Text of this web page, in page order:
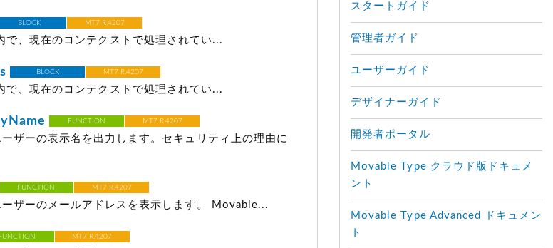
BLOCK MT7 R.4207
、現在のコンテクストで処理されてい...
BLOCK MT7 R.4207
、現在のコンテクストで処理されてい...
FUNCTION MT7 R.4207
ザーの表示名を出力します。セキュリティ上の理由に
FUNCTION MT7 R.4207
ザーのメールアドレスを表示します。 Movable...
MT7 R.4207
スタートガイド
管理者ガイド
ユーザーガイド
デザイナーガイド
開発者ポータル
Movable Type クラウド版ドキュメ
ント
Movable Type Advanced ドキュメン
ト